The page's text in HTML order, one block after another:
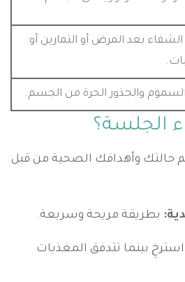
بعد المرض أو التمارين أو
والجذور الحرة من الجسم.
الجلسة؟
حالتك وأهدافك الصحية من قبل
بطريقة مريحة وسريعة.
استرخِ بينما تتدفق المغذيات